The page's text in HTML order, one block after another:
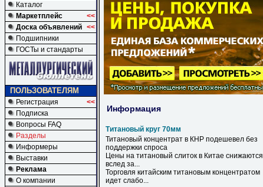
Каталог
Маркетплейс
<<
Доска объявлений <<
Подшипники
ГОСТы и стандарты
ПОЛЬЗОВАТЕЛЯМ
Регистрация
<<
Подписка
Вопросы FAQ
Разделы
Информеры
Выставки
Реклама
О компании
Информация
Титановый круг 70мм
Титановый концентрат в КНР подешевел без
поддержки спроса
Цены на титановый слиток в Китае снижаются
вслед за...
Торговля китайским титановым концентратом
идет слабо...